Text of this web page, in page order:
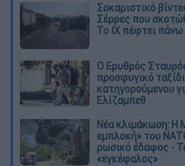
Σοκαριστικό
Σέρρες που
Το ΙΧ πέφτει
Ο Ερυθρός
προσφυγικό
κατηγορούμενου
Ελίζαμπεθ
Νέα κλιμάκωση: Η
εμπλοκή» του
ρωσικό έδαφος -
«εγκέφαλος»